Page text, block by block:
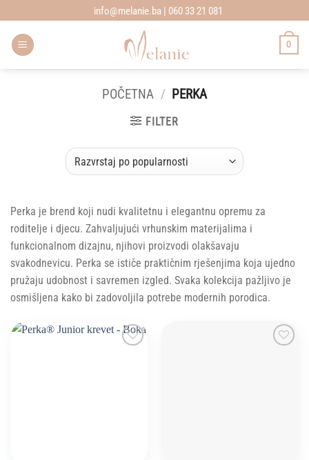
to
content
info@melanie.ba | 060 33 21 081
0
POČETNA / PERKA
FILTER
Perka je brend koji nudi kvalitetnu i elegantnu opremu za
roditelje i djecu. Zahvaljujući vrhunskim materijalima i
funkcionalnom dizajnu, njihovi proizvodi olakšavaju
svakodnevicu. Perka se ističe praktičnim rješenjima koja ujedno
pružaju udobnost i savremen izgled. Svaka kolekcija pažljivo je
osmišljena kako bi zadovoljila potrebe modernih porodica.